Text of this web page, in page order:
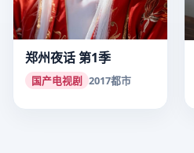
郑州夜话 第1季
国产电视剧 2017都市